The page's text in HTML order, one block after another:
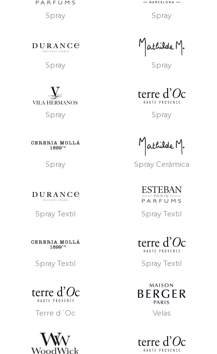
Spray Spray
Spray Spray
Spray Spray
Spray Spray Cerámica
Spray Textil Spray Textil
Spray Textil Spray Textil
Terre d´Oc Velas